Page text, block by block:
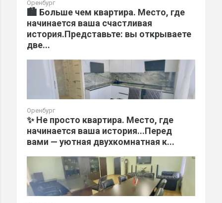
Оренбург
🏙️ Больше чем квартира. Место, где
начинается ваша счастливая
история.Представьте: вы открываете
две...
Оренбург
✨ Не просто квартира. Место, где
начинается ваша история...Перед
вами — уютная двухкомнатная к...